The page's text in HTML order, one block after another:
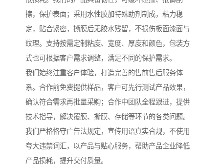
擦，保护表面；采用水性胶加特殊助剂制成，粘力稳
定，贴合紧密，撕膜后无胶水残留，不损伤板面漆面与
纹理。支持按需定制粘度、宽度、厚度和颜色，包装方
式也可根据客户需求调整，满足不同的保护需求。
我们始终注重客户体验，打造完善的售前售后服务体
系。合作前免费提供样品，客户可先行测试产品效果，
确认符合需求再批量采购；合作中团队全程跟进，提供
技术指导，解决覆膜、撕膜、存储等环节的各类问题。
我们严格恪守广告法规定，宣传用语真实合规，不使用
夸大违禁词汇，以产品与贴心服务，帮助产品企业降低
产品损耗，提升交付质量。